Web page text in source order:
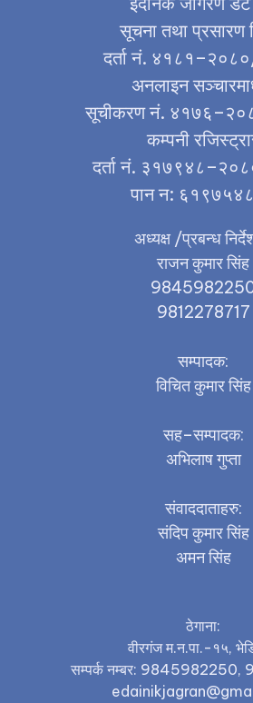
सूचना तथा प्रसारण
दर्ता नं.
अनलाइन
सूचीकरण नं.
कम्पनी
दर्ता नं.
पान न:
अध्यक्ष /प्रबन्ध
राजन कुमार सिंह
9812278717
सम्पादक:
विचित कुमार सिंह
सह–सम्पादक:
अभिलाष गुप्ता
संवाददाताहरु:
संदिप कुमार सिंह
अमन सिंह
ठेगाना:
वीरगंज म.न.पा.-१५,
सम्पर्क नम्बर: 9845982250,